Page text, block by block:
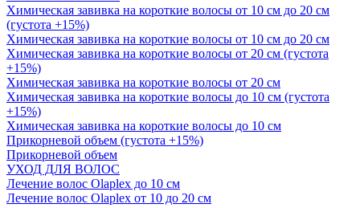
Химическая завивка на короткие волосы от 10 см до 20 см
(густота +15%)
Химическая завивка на короткие волосы от 10 см до 20 см
Химическая завивка на короткие волосы от 20 см (густота
+15%)
Химическая завивка на короткие волосы от 20 см
Химическая завивка на короткие волосы до 10 см (густота
+15%)
Химическая завивка на короткие волосы до 10 см
Прикорневой объем (густота +15%)
Прикорневой объем
УХОД ДЛЯ ВОЛОС
Лечение волос Olapleх до 10 см
Лечение волос Olapleх от 10 до 20 см